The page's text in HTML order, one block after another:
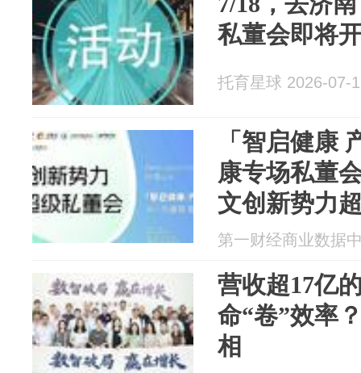
私董会即将
托育星球 2026-07-
「智启健康
康专场私董
文创新势力
第一财经商业数据
营收超17亿
命“卷”效率
相